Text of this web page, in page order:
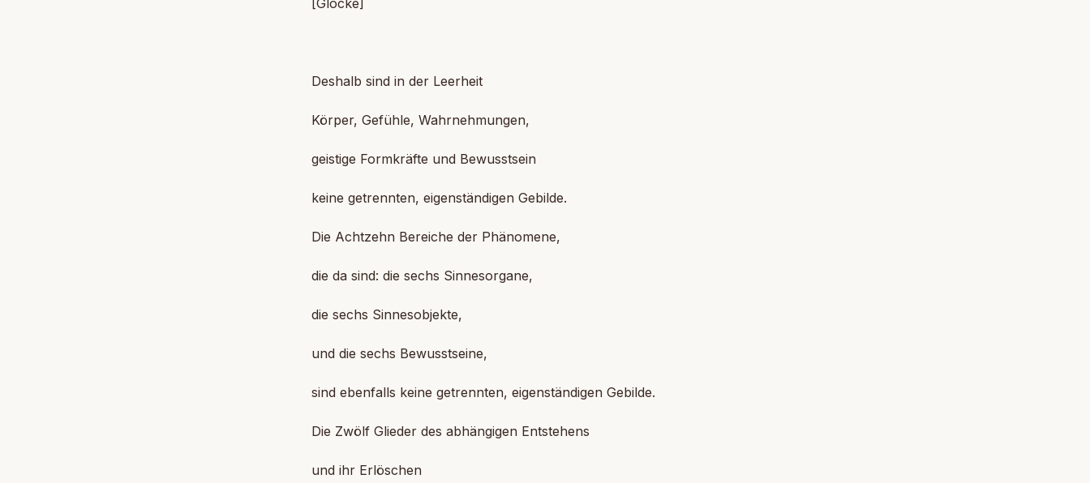
Deshalb sind in der Leerheit
Körper, Gefühle, Wahrnehmungen,
geistige Formkräfte und Bewusstsein
keine getrennten, eigenständigen Gebilde.
Die Achtzehn Bereiche der Phänomene,
die da sind: die sechs Sinnesorgane,
die sechs Sinnesobjekte,
und die sechs Bewusstseine,
sind ebenfalls keine getrennten, eigenständigen Gebilde.
Die Zwölf Glieder des abhängigen Entstehens
und ihr Erlöschen